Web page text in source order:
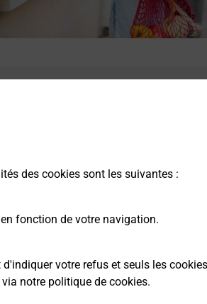
des cookies sont les suivantes :
fonction de votre navigation.
votre refus et seuls les
notre politique de cookies.